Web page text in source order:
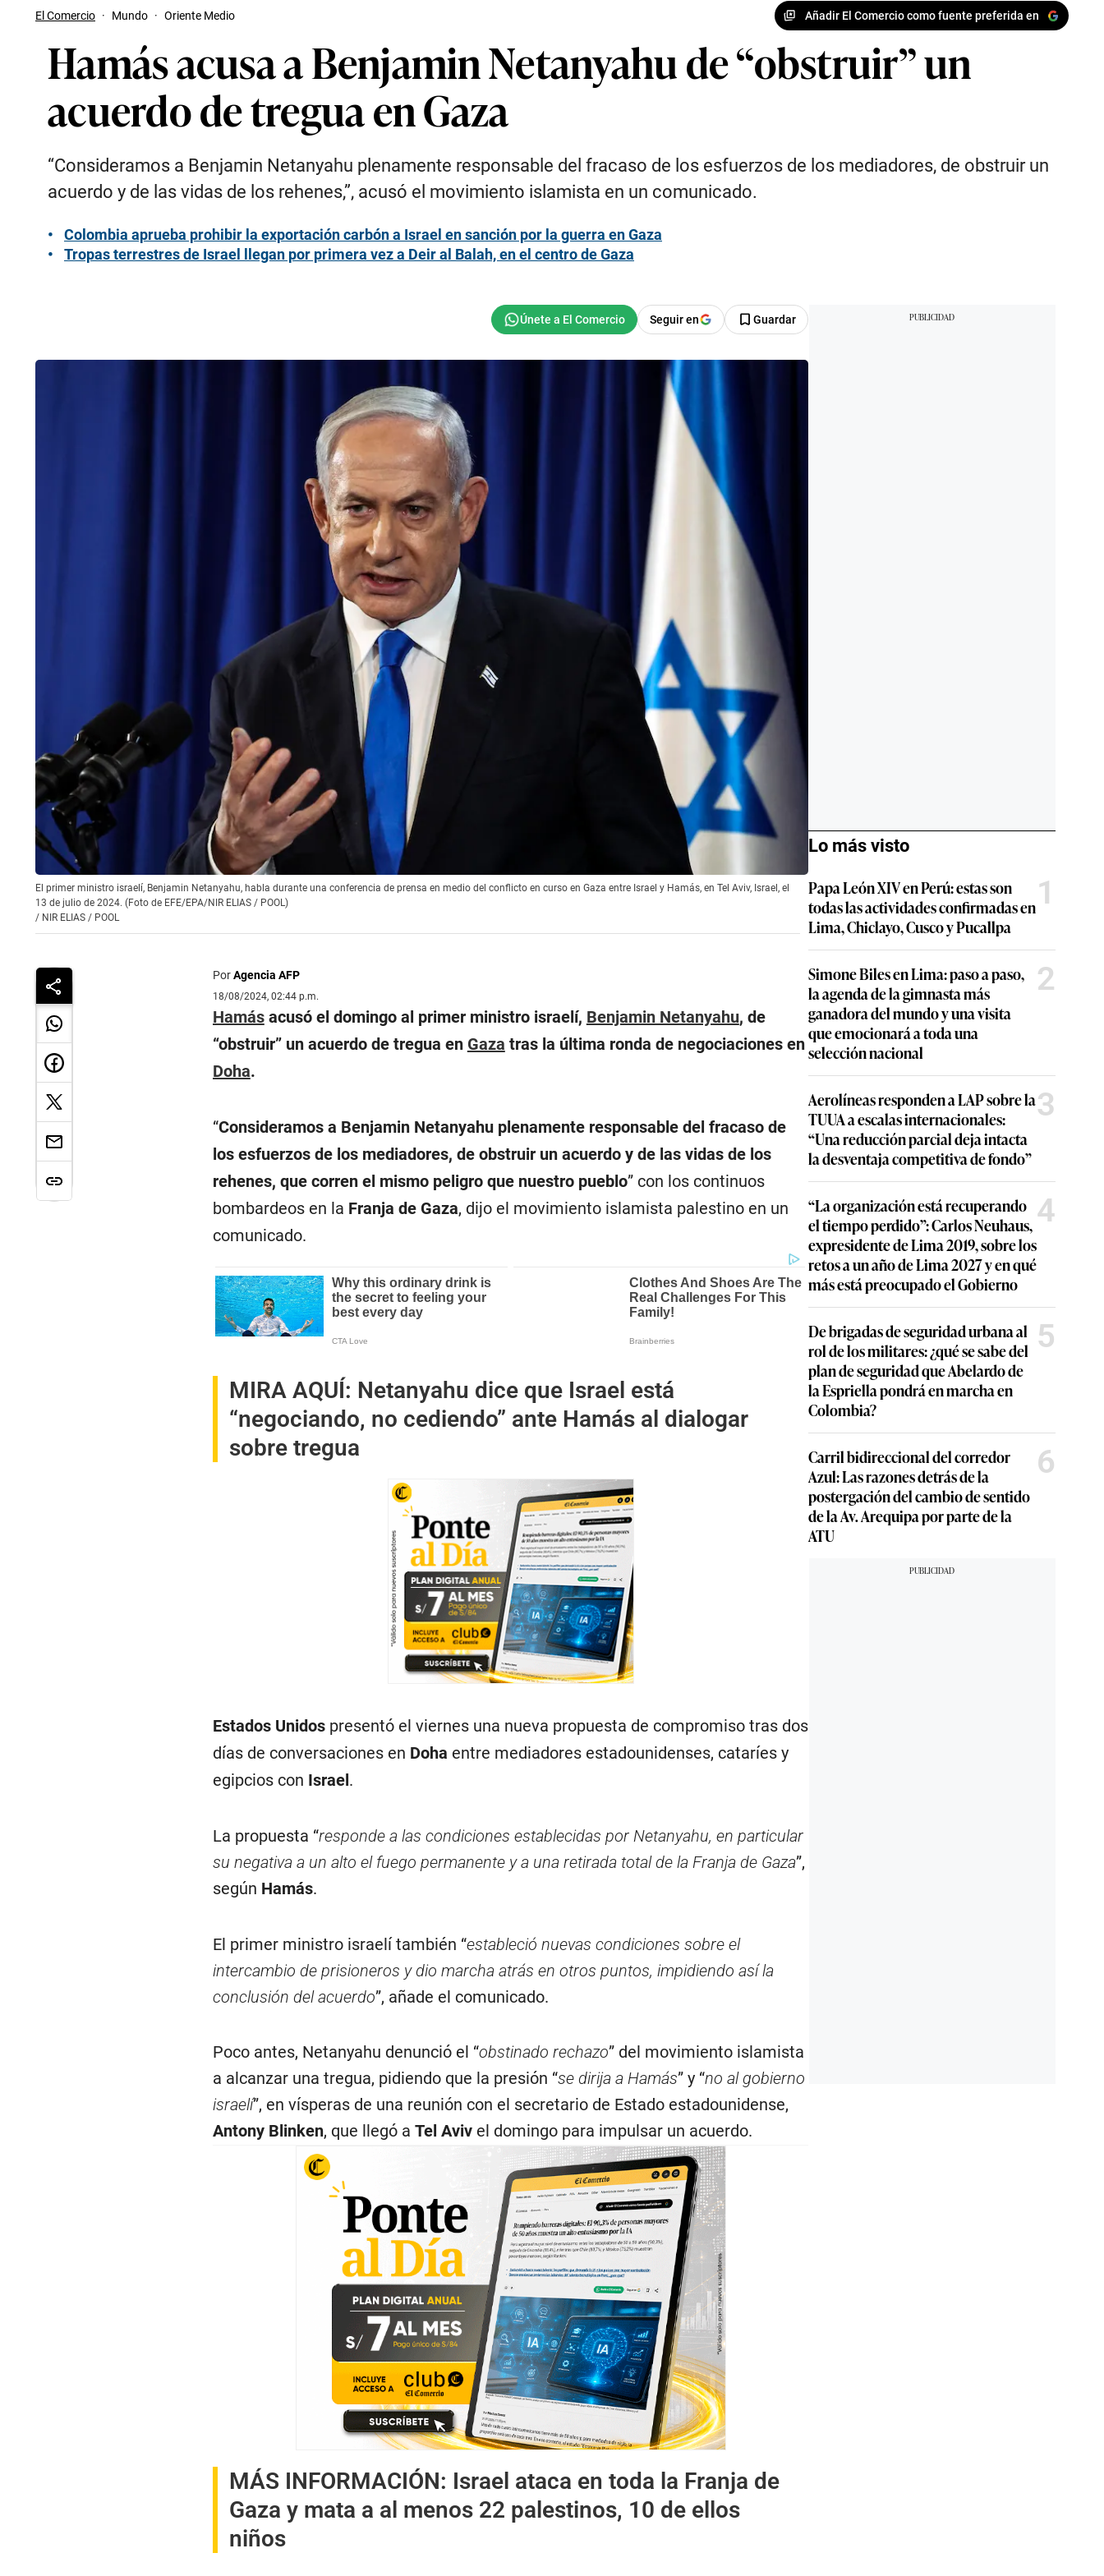
El Comercio · Mundo · Oriente Medio Añadir El Comercio como fuente preferida en
Hamás acusa a Benjamin Netanyahu de “obstruir” un
acuerdo de tregua en Gaza
“Consideramos a Benjamin Netanyahu plenamente responsable del fracaso de los esfuerzos de los mediadores, de obstruir un
acuerdo y de las vidas de los rehenes,”, acusó el movimiento islamista en un comunicado.
Colombia aprueba prohibir la exportación carbón a Israel en sanción por la guerra en Gaza
Tropas terrestres de Israel llegan por primera vez a Deir al Balah, en el centro de Gaza
Seguir en Guardar
El primer ministro israelí, Benjamin Netanyahu, habla durante una conferencia de prensa en medio del conflicto en curso en Gaza entre Israel y Hamás, en Tel Aviv, Israel, el
13 de julio de 2024. (Foto de EFE/EPA/NIR ELIAS / POOL)
/ NIR ELIAS / POOL
PorAgencia AFP
18/08/2024, 02:44 p.m.
Hamásacusó el domingo al primer ministro israelí, Benjamin Netanyahu, de
“obstruir” un acuerdo de tregua en Gaza tras la última ronda de negociaciones en
Doha.
“Consideramos a Benjamin Netanyahu plenamente responsable del fracaso de
los esfuerzos de los mediadores, de obstruir un acuerdo y de las vidas de los
rehenes, que corren el mismo peligro que nuestro pueblo” con los continuos
bombardeos en la Franja de Gaza, dijo el movimiento islamista palestino en un
comunicado.
MIRA AQUÍ: Netanyahu dice que Israel está
“negociando, no cediendo” ante Hamás al dialogar
sobre tregua
Estados Unidospresentó el viernes una nueva propuesta de compromiso tras dos
días de conversaciones en Doha entre mediadores estadounidenses, cataríes y
egipcios con Israel.
La propuesta “responde a las condiciones establecidas por Netanyahu, en particular
su negativa a un alto el fuego permanente y a una retirada total de la Franja de Gaza”,
según Hamás.
El primer ministro israelí también “estableció nuevas condiciones sobre el
intercambio de prisioneros y dio marcha atrás en otros puntos, impidiendo así la
conclusión del acuerdo”, añade el comunicado.
Poco antes, Netanyahu denunció el “obstinado rechazo” del movimiento islamista
a alcanzar una tregua, pidiendo que la presión “se dirija a Hamás” y “no al gobierno
israelí”, en vísperas de una reunión con el secretario de Estado estadounidense,
Antony Blinken, que llegó a Tel Avivel domingo para impulsar un acuerdo.
MÁS INFORMACIÓN: Israel ataca en toda la Franja de
Gaza y mata a al menos 22 palestinos, 10 de ellos
niños
Lo más visto
Papa León XIV en Perú: estas son
todas las actividades confirmadas en
Lima, Chiclayo, Cusco y Pucallpa
1
Simone Biles en Lima: paso a paso,
la agenda de la gimnasta más
ganadora del mundo y una visita
que emocionará a toda una
selección nacional
2
Aerolíneas responden a LAP sobre la
TUUA a escalas internacionales:
“Una reducción parcial deja intacta
la desventaja competitiva de fondo”
3
“La organización está recuperando
el tiempo perdido”: Carlos Neuhaus,
expresidente de Lima 2019, sobre los
retos a un año de Lima 2027 y en qué
más está preocupado el Gobierno
4
De brigadas de seguridad urbana al
rol de los militares: ¿qué se sabe del
plan de seguridad que Abelardo de
la Espriella pondrá en marcha en
Colombia?
5
Carril bidireccional del corredor
Azul: Las razones detrás de la
postergación del cambio de sentido
de la Av. Arequipa por parte de la
ATU
6